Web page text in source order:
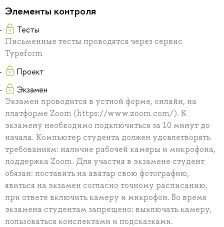
Элементы контроля
Тесты
Письменные тесты проводятся через сервис
Typeform
Проект
Экзамен
Экзамен проводится в устной форме, онлайн, на
платформе Zoom (https://www.zoom.com/). К
экзамену необходимо подключиться за 10 минут до
начала. Компьютер студента должен удовлетворять
требованиям: наличие рабочей камеры и микрофона,
поддержка Zoom. Для участия в экзамене студент
обязан: поставить на аватар свою фотографию,
явиться на экзамен согласно точному расписанию,
при ответе включить камеру и микрофон. Во время
экзамена студентам запрещено: выключать камеру,
пользоваться конспектами и подсказками.